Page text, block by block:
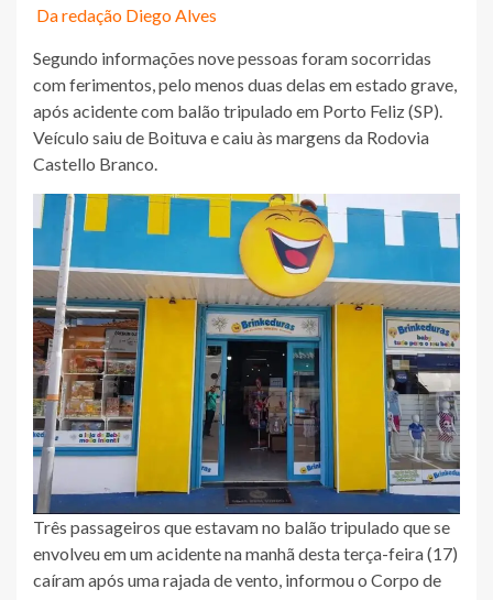
Da redação Diego Alves
Segundo informações nove pessoas foram socorridas
com ferimentos, pelo menos duas delas em estado grave,
após acidente com balão tripulado em Porto Feliz (SP).
Veículo saiu de Boituva e caiu às margens da Rodovia
Castello Branco.
Três passageiros que estavam no balão tripulado que se
envolveu em um acidente na manhã desta terça-feira (17)
caíram após uma rajada de vento, informou o Corpo de